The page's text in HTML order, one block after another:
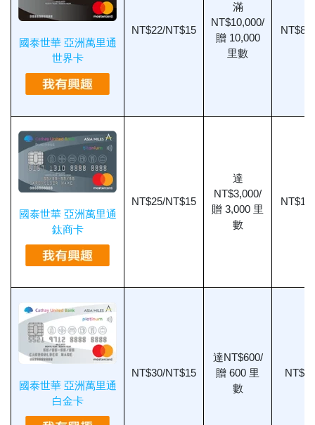
國泰世華 亞洲萬里通
世界卡
NT$22/NT$15
滿
NT$10,000/
贈 10,000
里數
國泰世華 亞洲萬里通
鈦商卡
NT$25/NT$15
達
NT$3,000/
贈 3,000 里
數
國泰世華 亞洲萬里通
白金卡
NT$30/NT$15
達NT$600/
贈 600 里
數